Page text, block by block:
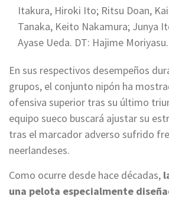
Itakura, Hiroki Ito; Ritsu Doan,
Tanaka, Keito Nakamura; Junya
Ayase Ueda. DT: Hajime Moriyasu.
En sus respectivos desempeños
grupos, el conjunto nipón ha
ofensiva superior tras su último
equipo sueco buscará ajustar su
tras el marcador adverso sufrido
neerlandeses.
Como ocurre desde hace décadas,
una pelota especialmente